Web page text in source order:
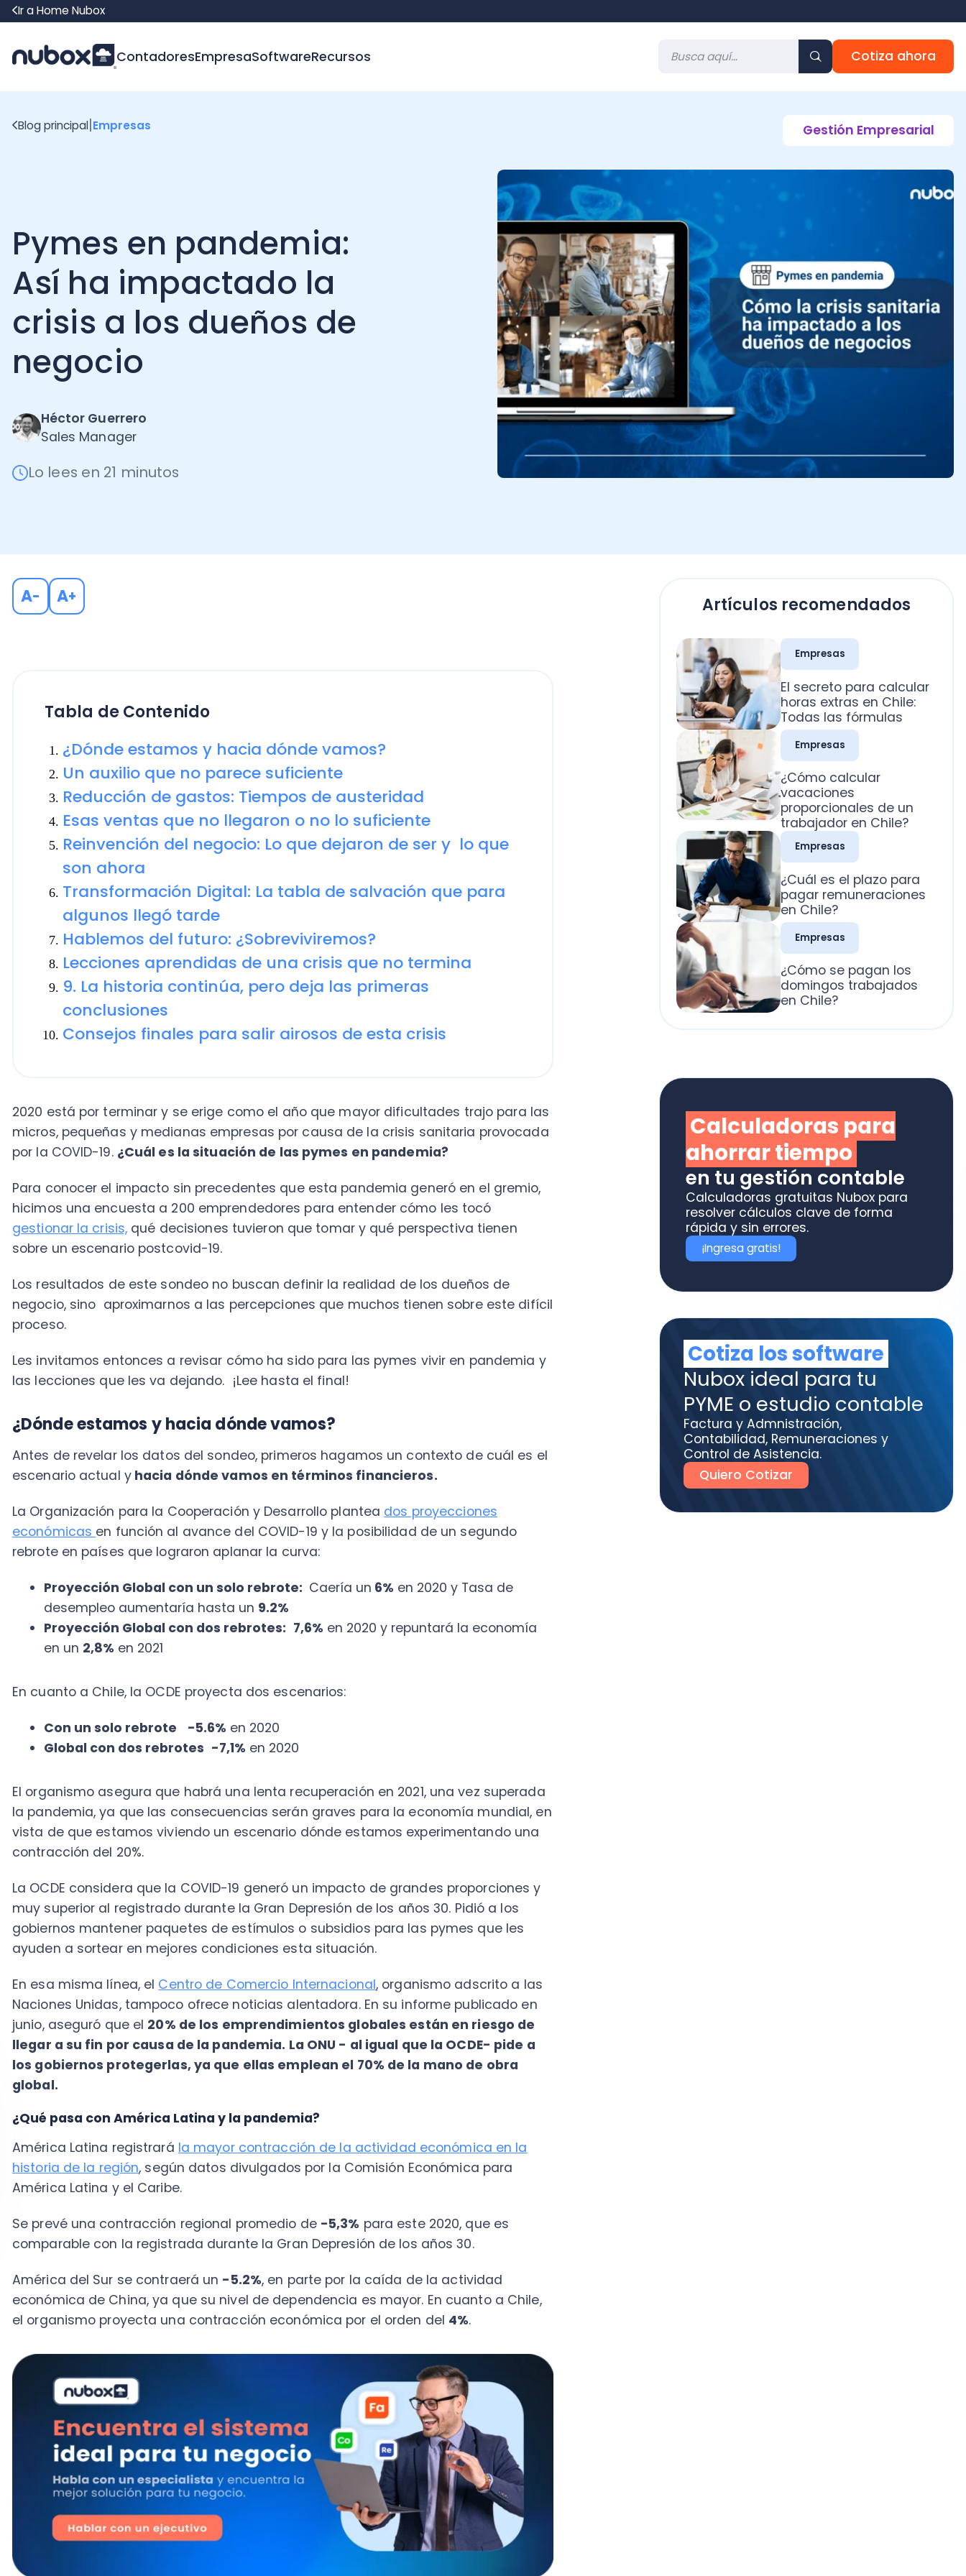
Ir a Home Nubox
ContadoresEmpresaSoftwareRecursos Cotiza ahora
Pymes en pandemia:
Así ha impactado la
crisis a los dueños de
negocio
Héctor Guerrero
Lo lees en 21 minutos
Gestión Empresarial
Un auxilio que no parece suficiente
Reducción de gastos: Tiempos de austeridad
Esas ventas que no llegaron o no lo suficiente
Reinvención del negocio: Lo que dejaron de ser y lo que
son ahora
Transformación Digital: La tabla de salvación que para
algunos llegó tarde
Hablemos del futuro: ¿Sobreviviremos?
Lecciones aprendidas de una crisis que no termina
9. La historia continúa, pero deja las primeras
conclusiones
Consejos finales para salir airosos de esta crisis
2020 está por terminar y se erige como el año que mayor dificultades trajo para las
micros, pequeñas y medianas empresas por causa de la crisis sanitaria provocada
¿Cuál es la situación de las pymes en pandemia?
gestionar la crisis,qué decisiones tuvieron que tomar y qué perspectiva tienen
sobre un escenario postcovid-19.
negocio, sino aproximarnos a las percepciones que muchos tienen sobre este difícil
proceso.
Les invitamos entonces a revisar cómo ha sido para las pymes vivir en pandemia y
las lecciones que les va dejando. ¡Lee hasta el final!
¿Dónde estamos y hacia dónde vamos?
Antes de revelar los datos del sondeo, primeros hagamos un contexto de cuál es el
La Organización para la Cooperación y Desarrollo plantea
en función al avance del COVID-19 y la posibilidad de un segundo
desempleo aumentaría hasta un9.2%
Proyección Global con dos rebrotes: 7,6%en 2020 y repuntará la economía
En cuanto a Chile, la OCDE proyecta dos escenarios:
Global con dos rebrotes -7,1%en 2020
El organismo asegura que habrá una lenta recuperación en 2021, una vez superada
la pandemia, ya que las consecuencias serán graves para la economía mundial, en
contracción del 20%.
muy superior al registrado durante la Gran Depresión de los años 30. Pidió a los
gobiernos mantener paquetes de estímulos o subsidios para las pymes que les
En esa misma línea, el Centro de Comercio Internacional
, organismo adscrito a las
Naciones Unidas, tampoco ofrece noticias alentadora. En su informe publicado en
junio, aseguró que el 20% de los emprendimientos globales están en riesgo de
llegar a su fin por causa de la pandemia. La ONU - al igual que la OCDE- pide a
global.
¿Qué pasa con América Latina y la pandemia?
América Latina registrarála mayor contracción de la actividad económica en la
América Latina y el Caribe.
Se prevé una contracción regional promedio de-5,3%para este 2020, que es
comparable con la registrada durante la Gran Depresión de los años 30.
América del Sur se contraerá un-5.2%, en parte por la caída de la actividad
económica de China, ya que su nivel de dependencia es mayor. En cuanto a Chile,
el organismo proyecta una contracción económica por el orden del
Un auxilio que no parece suficiente
Ahora sí, los resultados. A diferencia de otros países, Chile enfrentó dos períodos
muy complejos (estallido social y COVID-19) que han generado un golpe tremendo
en muchas empresas, ya que han visto mermada su productividad y la posibilidad
de continuar desarrollando sus operaciones de forma presencial.
En vista de esto antecedentes, desde Nubox decidimos indagar sobre las
dimensiones de esta crisis y el efecto que ha tenido en las pequeñas y medianas
empresas. Además, a partir de estos resultados, buscamos plantear una hoja de
ruta que permita a los emprendedores tomar decisiones acertadas en los próximos
Artículos recomendados
Empresas
horas extras en Chile:
Todas las fórmulas
Empresas
¿Cómo calcular
vacaciones
proporcionales de un
trabajador en Chile?
Empresas
¿Cuál es el plazo para
pagar remuneraciones
en Chile?
Empresas
¿Cómo se pagan los
domingos trabajados
en Chile?
Calculadoras gratuitas Nubox para
resolver cálculos clave de forma
rápida y sin errores.
¡Ingresa gratis!
Cotiza los software
Nubox ideal para tu
PYME o estudio contable
Factura y Admnistración,
Control de Asistencia.
Quiero Cotizar